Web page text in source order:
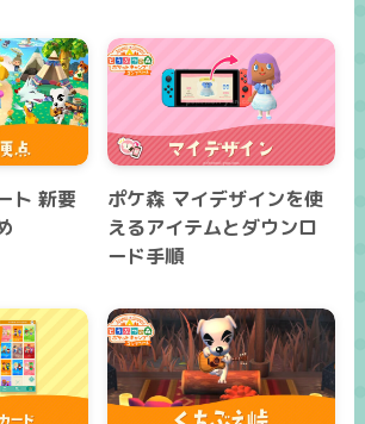
ト 新要
ポケ森 マイデザインを使
えるアイテムとダウンロ
ード手順